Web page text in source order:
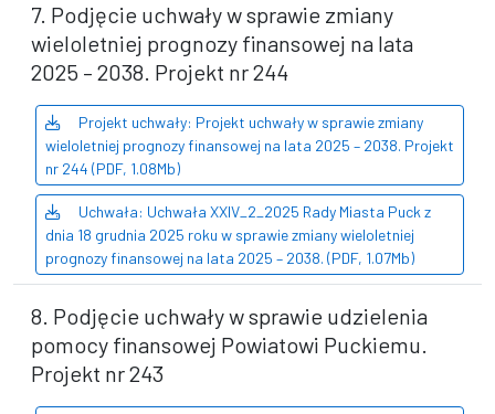
7. Podjęcie uchwały w sprawie zmiany
wieloletniej prognozy finansowej na lata
2025 – 2038. Projekt nr 244
Projekt uchwały: Projekt uchwały w sprawie zmiany
wieloletniej prognozy finansowej na lata 2025 – 2038. Projekt
nr 244 (PDF, 1.08Mb)
Uchwała: Uchwała XXIV_2_2025 Rady Miasta Puck z
dnia 18 grudnia 2025 roku w sprawie zmiany wieloletniej
prognozy finansowej na lata 2025 – 2038. (PDF, 1.07Mb)
8. Podjęcie uchwały w sprawie udzielenia
pomocy finansowej Powiatowi Puckiemu.
Projekt nr 243